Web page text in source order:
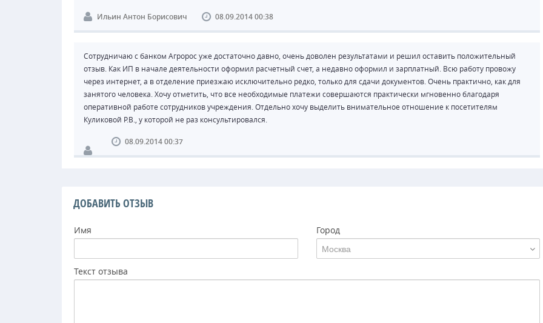
Ильин Антон Борисович 08.09.2014 00:38
Сотрудничаю с банком Агророс уже достаточно давно, очень доволен результатами и решил оставить положительный
отзыв. Как ИП в начале деятельности оформил расчетный счет, а недавно оформил и зарплатный. Всю работу провожу
через интернет, а в отделение приезжаю исключительно редко, только для сдачи документов. Очень практично, как для
занятого человека. Хочу отметить, что все необходимые платежи совершаются практически мгновенно благодаря
оперативной работе сотрудников учреждения. Отдельно хочу выделить внимательное отношение к посетителям
Куликовой Р.В., у которой не раз консультировался.
08.09.2014 00:37
ДОБАВИТЬ ОТЗЫВ
Имя Город
Москва
Текст отзыва